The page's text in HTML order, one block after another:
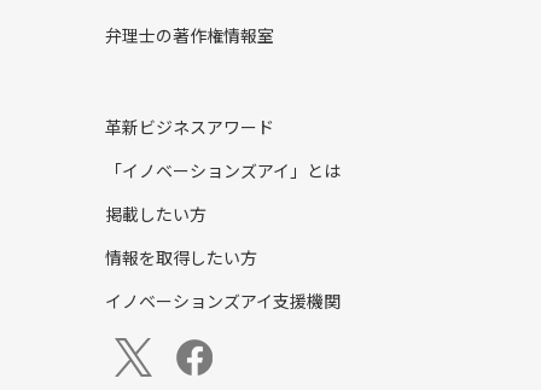
弁理士の著作権情報室
革新ビジネスアワード
「イノベーションズアイ」とは
掲載したい方
情報を取得したい方
イノベーションズアイ支援機関